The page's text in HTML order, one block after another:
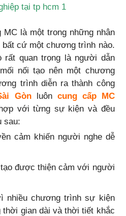
tại tp hcm 1
MC là một trong những nhân
bất cứ một chương trình nào.
quan trọng là người dẫn
nối tạo nên một chương
trình diễn ra thành công
Gòn luôn cung cấp MC
với từng sự kiện và đều
sau:
cảm khiến người nghe dễ
được thiện cảm với người
nhiều chương trình sự kiện
thời gian dài và thời tiết khắc